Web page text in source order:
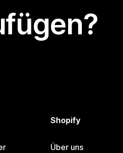
Shopify
Über uns